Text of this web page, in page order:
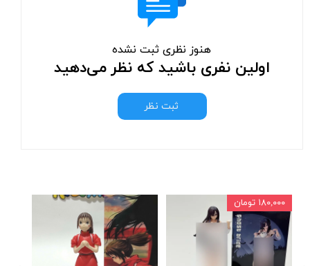
هنوز نظری ثبت نشده
اولین نفری باشید که نظر می‌دهید
ثبت نظر
۱۸۰,۰۰۰ تومان